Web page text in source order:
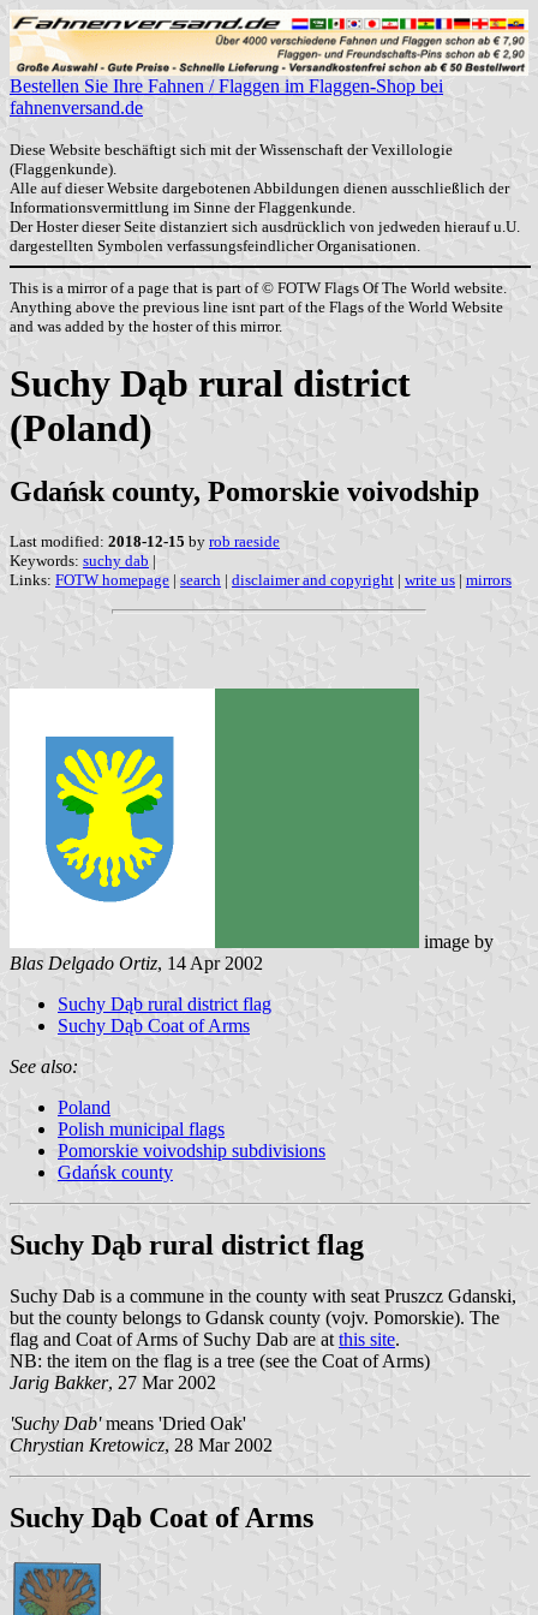
Bestellen Sie Ihre Fahnen / Flaggen im Flaggen-Shop bei
fahnenversand.de
Diese Website beschäftigt sich mit der Wissenschaft der Vexillologie
(Flaggenkunde).
Alle auf dieser Website dargebotenen Abbildungen dienen ausschließlich der
Informationsvermittlung im Sinne der Flaggenkunde.
Der Hoster dieser Seite distanziert sich ausdrücklich von jedweden hierauf u.U.
dargestellten Symbolen verfassungsfeindlicher Organisationen.
This is a mirror of a page that is part of © FOTW Flags Of The World website.
Anything above the previous line isnt part of the Flags of the World Website
and was added by the hoster of this mirror.
Suchy Dąb rural district
(Poland)
Gdańsk county, Pomorskie voivodship
Last modified: 2018-12-15 by rob raeside
Keywords: suchy dab |
Links: FOTW homepage | search | disclaimer and copyright | write us | mirrors
image by
Blas Delgado Ortiz, 14 Apr 2002
Suchy Dąb rural district flag
Suchy Dąb Coat of Arms
See also:
Poland
Polish municipal flags
Pomorskie voivodship subdivisions
Gdańsk county
Suchy Dąb rural district flag
Suchy Dab is a commune in the county with seat Pruszcz Gdanski,
but the county belongs to Gdansk county (vojv. Pomorskie). The
flag and Coat of Arms of Suchy Dab are atthis site.
NB: the item on the flag is a tree (see the Coat of Arms)
Jarig Bakker, 27 Mar 2002
'Suchy Dab'means 'Dried Oak'
Chrystian Kretowicz, 28 Mar 2002
Suchy Dąb Coat of Arms